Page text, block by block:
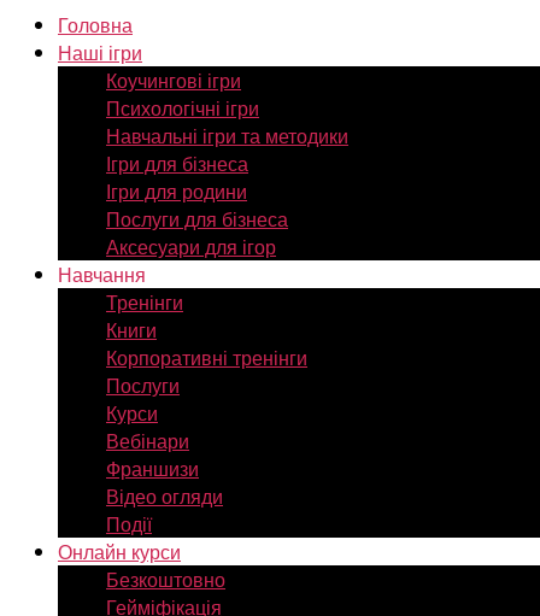
Головна
Наші ігри
Коучингові ігри
Психологічні ігри
Навчальні ігри та методики
Ігри для бізнеса
Ігри для родини
Послуги для бізнеса
Аксесуари для ігор
Навчання
Тренінги
Книги
Корпоративні тренінги
Послуги
Курси
Вебінари
Франшизи
Відео огляди
Події
Онлайн курси
Безкоштовно
Гейміфікація